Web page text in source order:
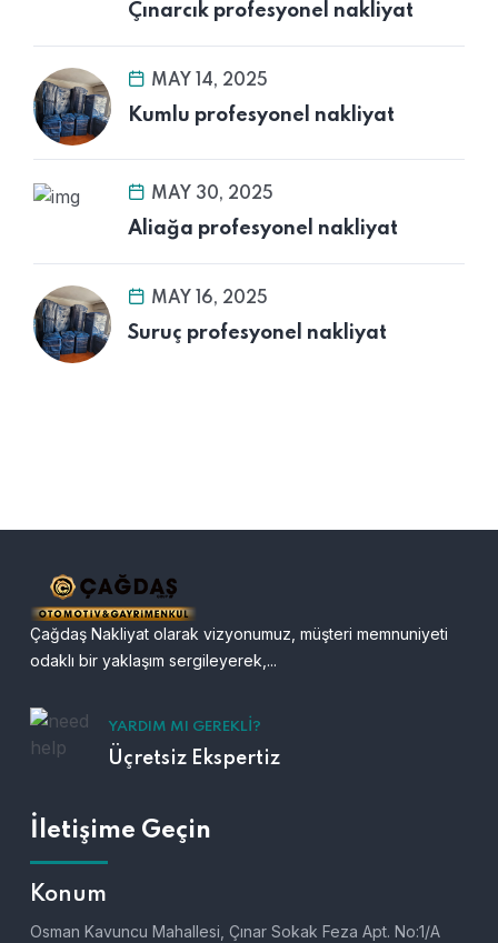
Çınarcık profesyonel nakliyat
MAY 14, 2025
Kumlu profesyonel nakliyat
MAY 30, 2025
Aliağa profesyonel nakliyat
MAY 16, 2025
Suruç profesyonel nakliyat
Çağdaş Nakliyat olarak vizyonumuz, müşteri memnuniyeti
odaklı bir yaklaşım sergileyerek,...
YARDIM MI GEREKLI?
Üçretsiz Ekspertiz
İletişime Geçin
Konum
Osman Kavuncu Mahallesi, Çınar Sokak Feza Apt. No:1/A